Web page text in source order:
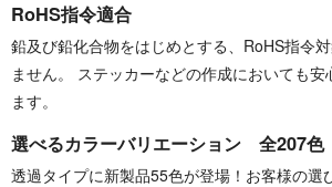
RoHS指令適合
鉛及び鉛化合物をはじめとする、RoHS指令
ません。 ステッカーなどの作成においても
ます。
選べるカラーバリエーション 全207色
透過タイプに新製品55色が登場！お客様の選